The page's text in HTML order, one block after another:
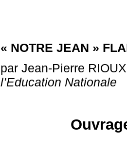
« NOTRE JEAN »
par Jean-Pierre
l’Education Nationale